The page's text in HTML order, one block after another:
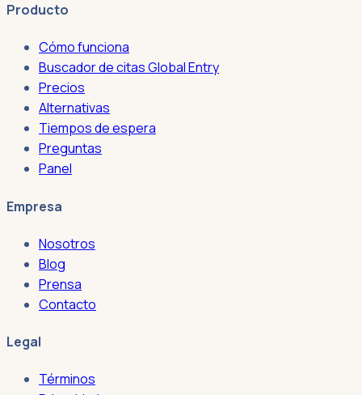
Producto
Cómo funciona
Buscador de citas Global Entry
Precios
Alternativas
Tiempos de espera
Preguntas
Panel
Empresa
Nosotros
Blog
Prensa
Contacto
Legal
Términos